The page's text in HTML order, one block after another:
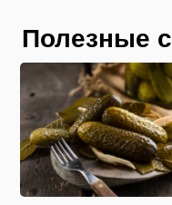
Полезные